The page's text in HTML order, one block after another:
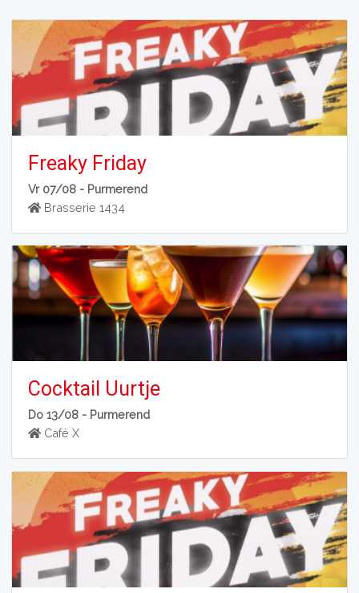
Freaky Friday
Vr 07/08 - Purmerend
Brasserie 1434
Cocktail Uurtje
Do 13/08 - Purmerend
Café X